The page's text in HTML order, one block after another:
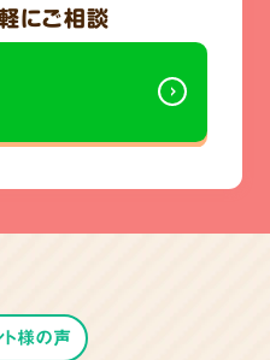
にご相談
ト様の声